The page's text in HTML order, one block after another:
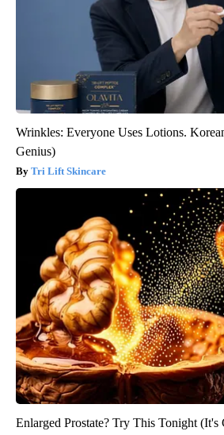
Wrinkles: Everyone Uses Lotions.
Genius)
Tri Lift Skincare
Enlarged Prostate? Try This Tonight (It's